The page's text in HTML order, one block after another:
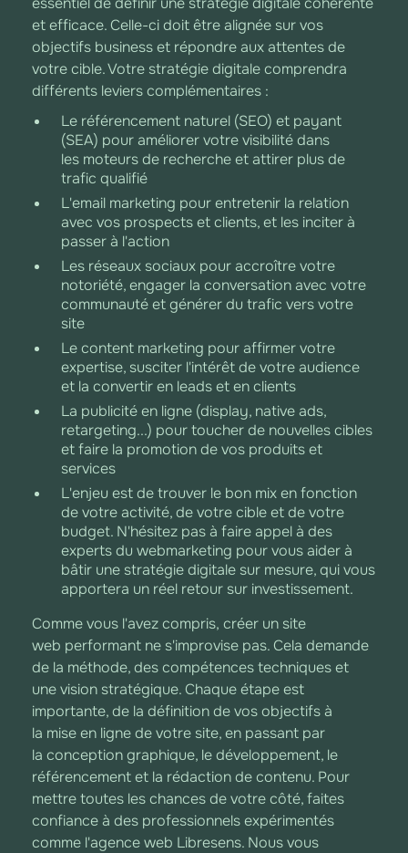
et efficace. Celle-ci doit être alignée sur vos
objectifs business et répondre aux attentes de
votre cible. Votre stratégie digitale comprendra
différents leviers complémentaires :
Le référencement naturel (SEO) et payant
(SEA) pour améliorer votre visibilité dans
les moteurs de recherche et attirer plus de
trafic qualifié
L'email marketing pour entretenir la relation
avec vos prospects et clients, et les inciter à
passer à l'action
Les réseaux sociaux pour accroître votre
notoriété, engager la conversation avec votre
communauté et générer du trafic vers votre
site
Le content marketing pour affirmer votre
expertise, susciter l'intérêt de votre audience
et la convertir en leads et en clients
La publicité en ligne (display, native ads,
retargeting...) pour toucher de nouvelles cibles
et faire la promotion de vos produits et
services
L'enjeu est de trouver le bon mix en fonction
de votre activité, de votre cible et de votre
budget. N'hésitez pas à faire appel à des
experts du webmarketing pour vous aider à
bâtir une stratégie digitale sur mesure, qui vous
apportera un réel retour sur investissement.
Comme vous l'avez compris, créer un site
web performant ne s'improvise pas. Cela demande
de la méthode, des compétences techniques et
une vision stratégique. Chaque étape est
importante, de la définition de vos objectifs à
la mise en ligne de votre site, en passant par
la conception graphique, le développement, le
référencement et la rédaction de contenu. Pour
mettre toutes les chances de votre côté, faites
confiance à des professionnels expérimentés
comme l'agence web Libresens. Nous vous